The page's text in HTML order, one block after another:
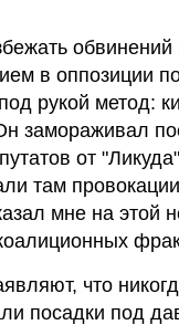
обвинений
в оппозиции
рукой метод:
замораживал
от
там
мне на этой
что
посадки под